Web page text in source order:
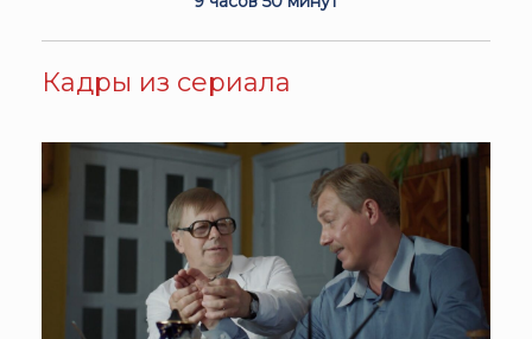
Кадры из сериала